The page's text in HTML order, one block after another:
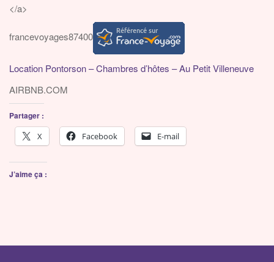
</a>
francevoyages87400
Location Pontorson – Chambres d’hôtes – Au Petit Villeneuve
AIRBNB.COM
Partager :
X
Facebook E-mail
J’aime ça :